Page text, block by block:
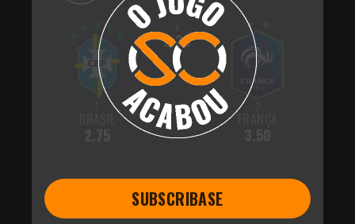
2.30
SUBSCRIBASE